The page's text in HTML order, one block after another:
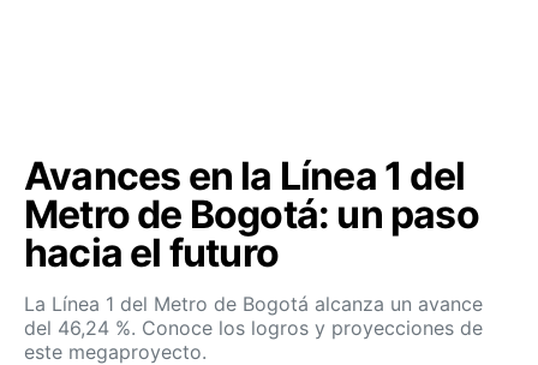
Avances en la Línea 1 del
Metro de Bogotá: un paso
hacia el futuro
La Línea 1 del Metro de Bogotá alcanza un avance
del 46,24 %. Conoce los logros y proyecciones de
este megaproyecto.